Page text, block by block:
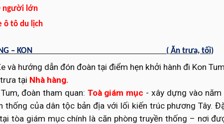
người lớn
ô tô du lịch
NẴNG – KON ( Ăn trưa, tối)
và hướng dẫn đón đoàn tại điểm hẹn khởi hành đi Kon
tại Nhà hàng.
đoàn tham quan: Toà giám mục - xây dựng vào
thống của dân tộc bản địa với lối kiến trúc phương Tây.
tòa giám mục chính là căn phòng truyền thống – nơi